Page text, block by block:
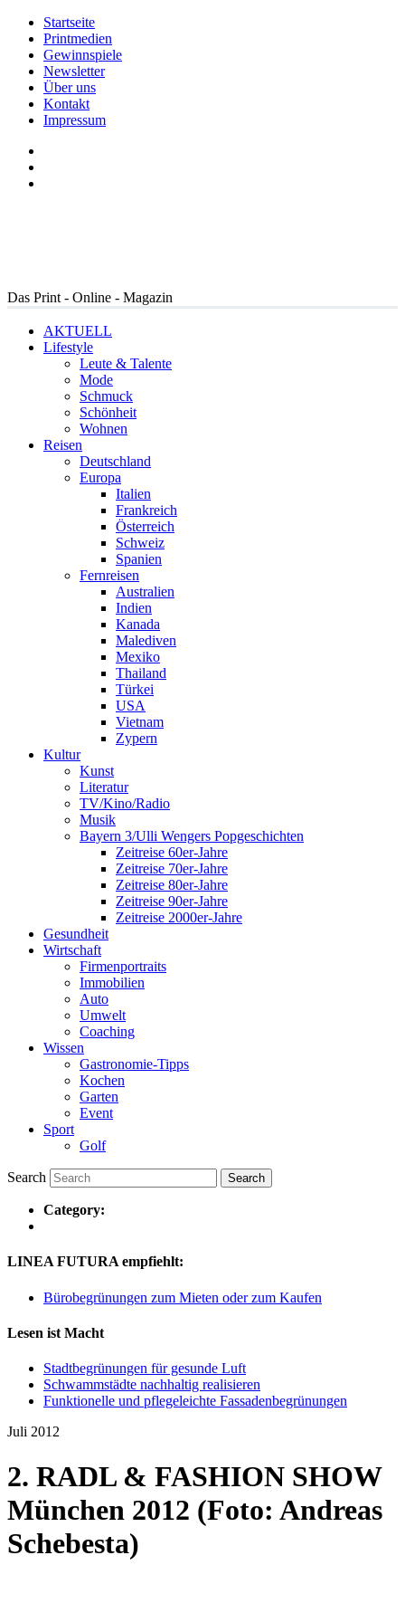
Startseite
Printmedien
Gewinnspiele
Newsletter
Über uns
Kontakt
Impressum
Das Print - Online - Magazin
AKTUELL
Lifestyle
Leute & Talente
Mode
Schmuck
Schönheit
Wohnen
Reisen
Deutschland
Europa
Italien
Frankreich
Österreich
Schweiz
Spanien
Fernreisen
Australien
Indien
Kanada
Malediven
Mexiko
Thailand
Türkei
USA
Vietnam
Zypern
Kultur
Kunst
Literatur
TV/Kino/Radio
Musik
Bayern 3/Ulli Wengers Popgeschichten
Zeitreise 60er-Jahre
Zeitreise 70er-Jahre
Zeitreise 80er-Jahre
Zeitreise 90er-Jahre
Zeitreise 2000er-Jahre
Gesundheit
Wirtschaft
Firmenportraits
Immobilien
Auto
Umwelt
Coaching
Wissen
Gastronomie-Tipps
Kochen
Garten
Event
Sport
Golf
Search
Category:
LINEA FUTURA empfiehlt:
Bürobegrünungen zum Mieten oder zum Kaufen
Lesen ist Macht
Stadtbegrünungen für gesunde Luft
Schwammstädte nachhaltig realisieren
Funktionelle und pflegeleichte Fassadenbegrünungen
Juli 2012
2. RADL & FASHION SHOW
München 2012 (Foto: Andreas
Schebesta)